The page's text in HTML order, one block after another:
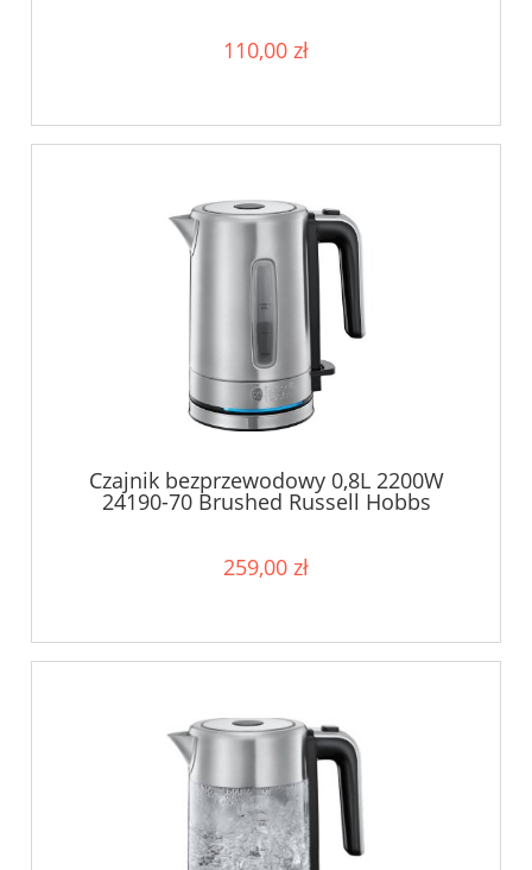
110,00 zł
Czajnik bezprzewodowy 0,8L 2200W
24190-70 Brushed Russell Hobbs
259,00 zł